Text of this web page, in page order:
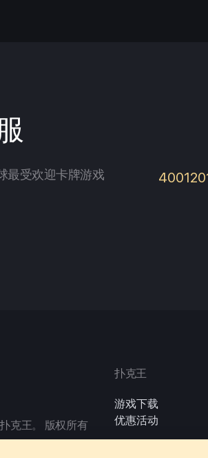
最受欢迎卡牌游戏
克王。 版权所有
扑克王
游戏下载
优惠活动